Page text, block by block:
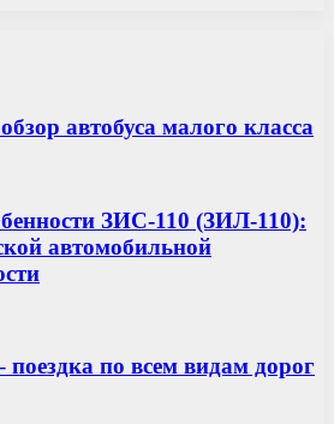
автобуса малого класса
ЗИС-110 (ЗИЛ-110):
автомобильной
по всем видам дорог